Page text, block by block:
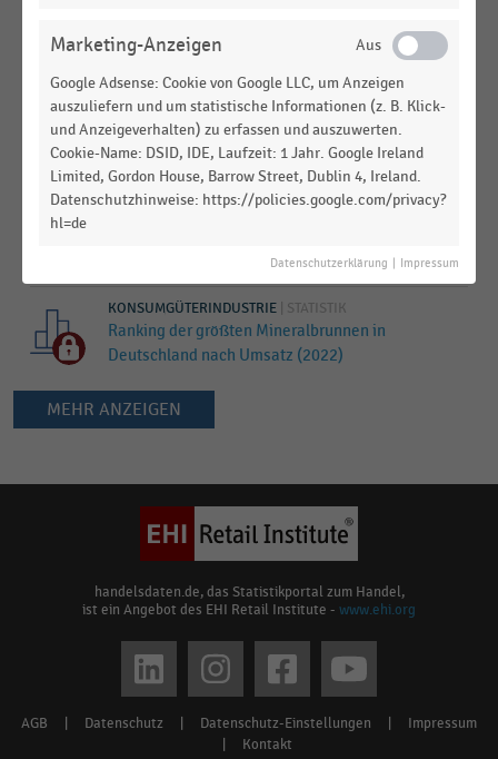
Ranking der größten Mineralbrunnen in
Deutschland nach Umsatz (2023)
KONSUMGÜTERINDUSTRIE|STATISTIK
Umsatz der größten Molkereien weltweit (2024)
in Deutschland nach Absatzvolumen (2022)
KONSUMGÜTERINDUSTRIE STATISTIK
Ranking der größten Mineralbrunnen in
Deutschland nach Umsatz (2022)
MEHR ANZEIGEN
Ergebnisse
überprüfen
Rechtschreibung
oder
handelsdaten.de, das Statistikportal zum Handel,
ist ein Angebot des EHI Retail Institute - www.ehi.org
Footer
AGB Datenschutz Datenschutz-Einstellungen
Impressum
Kontakt
Marketing-Anzeigen
Google Adsense: Cookie von Google LLC, um Anzeigen
auszuliefern und um statistische Informationen (z. B. Klick-
und Anzeigeverhalten) zu erfassen und auszuwerten.
Cookie-Name: DSID, IDE, Laufzeit: 1 Jahr. Google Ireland
Limited, Gordon House, Barrow Street, Dublin 4, Ireland.
Datenschutzhinweise: https://policies.google.com/privacy?
hl=de
Datenschutzerklärung Impressum